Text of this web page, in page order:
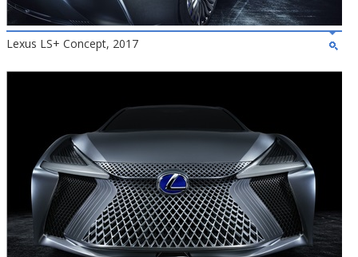
Lexus LS+ Concept, 2017